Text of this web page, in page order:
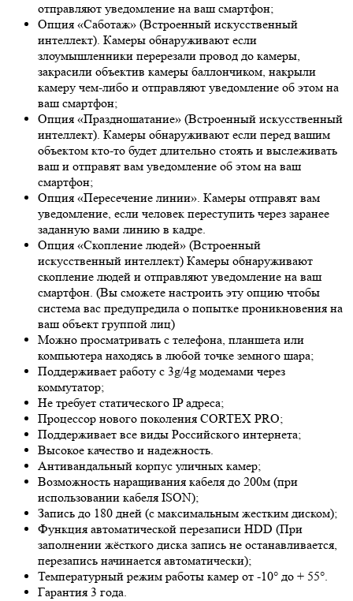
отправляют уведомление на ваш смартфон;
Опция «Саботаж» (Встроенный искусственный
интеллект). Камеры обнаруживают если
злоумышленники перерезали провод до камеры,
закрасили объектив камеры баллончиком, накрыли
камеру чем-либо и отправляют уведомление об этом на
ваш смартфон;
Опция «Праздношатание» (Встроенный искусственный
интеллект). Камеры обнаруживают если перед вашим
объектом кто-то будет длительно стоять и выслеживать
ваш и отправят вам уведомление об этом на ваш
смартфон;
Опция «Пересечение линии». Камеры отправят вам
уведомление, если человек переступить через заранее
заданную вами линию в кадре.
Опция «Скопление людей» (Встроенный
искусственный интеллект) Камеры обнаруживают
скопление людей и отправляют уведомление на ваш
смартфон. (Вы сможете настроить эту опцию чтобы
система вас предупредила о попытке проникновения на
ваш объект группой лиц)
Можно просматривать с телефона, планшета или
компьютера находясь в любой точке земного шара;
Поддерживает работу с 3g/4g модемами через
коммутатор;
Не требует статического IP адреса;
Процессор нового поколения CORTEX PRO;
Поддерживает все виды Российского интернета;
Высокое качество и надежность.
Антивандальный корпус уличных камер;
Возможность наращивания кабеля до 200м (при
использовании кабеля ISON);
Запись до 180 дней (с максимальным жестким диском);
Функция автоматической перезаписи HDD (При
заполнении жёсткого диска запись не останавливается,
перезапись начинается автоматически);
Температурный режим работы камер от -10° до + 55°.
Гарантия 3 года.